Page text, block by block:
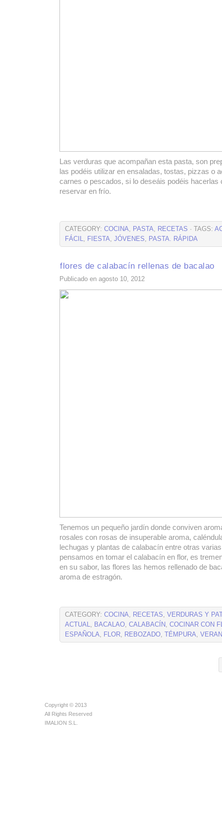
Las verduras que acompañan esta pasta, son
las podéis utilizar en ensaladas, tostas, pizzas o
carnes o pescados, si lo deseáis podéis hacerlas
reservar en frío.
CATEGORY: COCINA, PASTA, RECETAS · TAGS:
FÁCIL, FIESTA, JÓVENES, PASTA. RÁPIDA
flores de calabacín rellenas de bacalao
Publicado en agosto 10, 2012
Tenemos un pequeño jardín donde conviven
rosales con rosas de insuperable aroma,
lechugas y plantas de calabacín entre otras
pensamos en tomar el calabacín en flor, es
en su sabor, las flores las hemos rellenado de
aroma de estragón.
CATEGORY: COCINA, RECETAS, VERDURAS Y
ACTUAL, BACALAO, CALABACÍN, COCINAR CON
ESPAÑOLA, FLOR, REBOZADO, TÉMPURA,
Copyright © 2013
All Rights Reserved
IMALION S.L.